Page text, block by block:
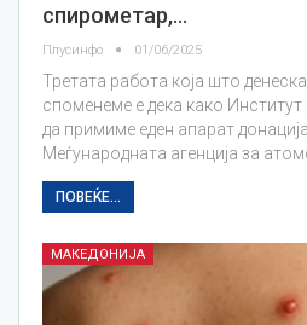
спирометар,…
Плусинфо 01/06/2025
Третата работа која што
споменеме е дека како
да примиме еден апарат
Меѓународната агенција за
ПОВЕЌЕ...
МАКЕДОНИЈА